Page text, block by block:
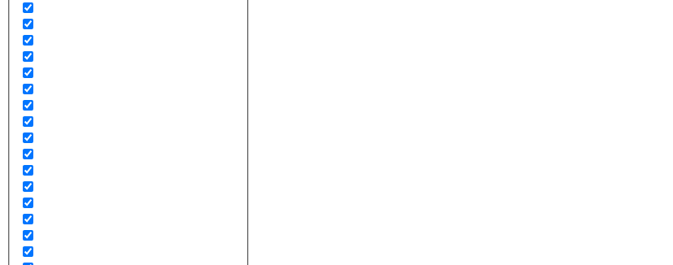
Telegram